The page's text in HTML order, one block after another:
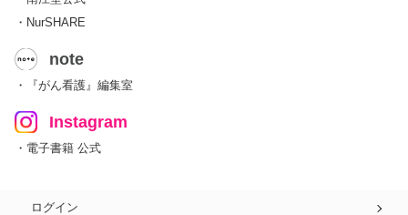
・NurSHARE
note
・『がん看護』編集室
Instagram
・電子書籍 公式
ログイン